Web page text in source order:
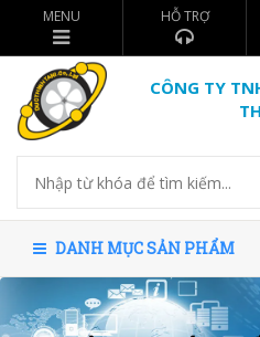
MENU HỖ TRỢ
CÔNG TY
DANH MỤC SẢN PHẨM